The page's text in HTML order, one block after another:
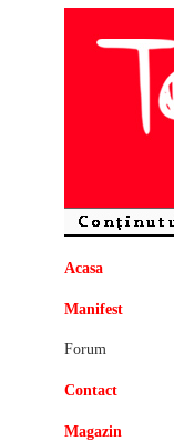
Acasa
Manifest
Forum
Contact
Magazin